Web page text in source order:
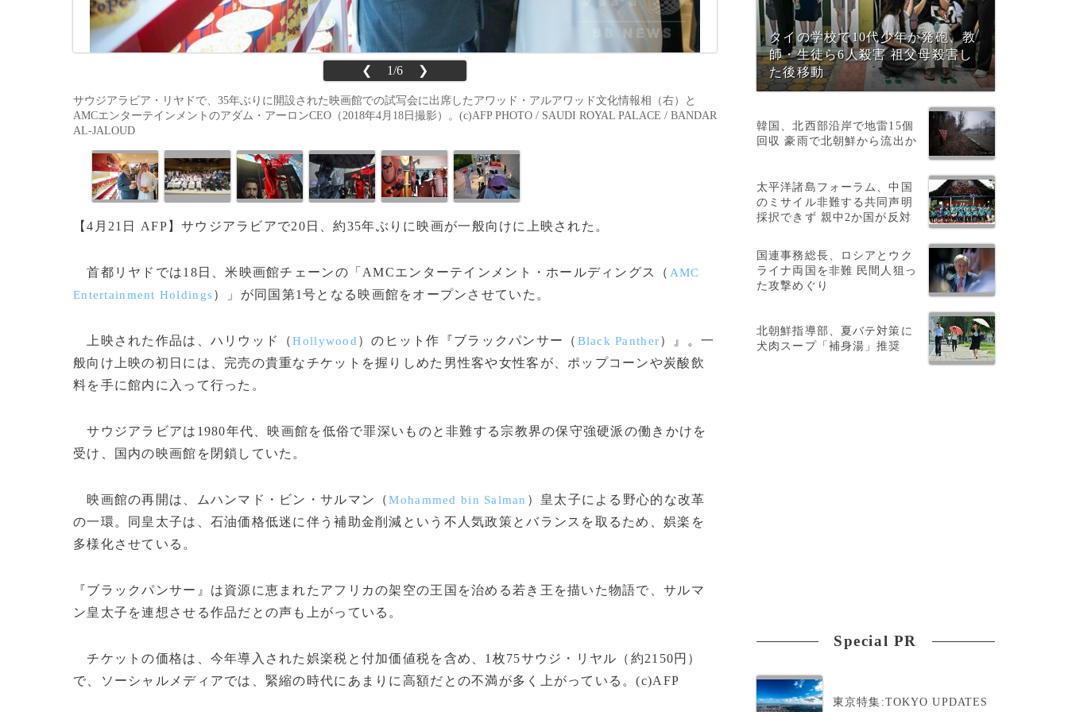
❮ 1/6 ❯
サウジアラビア・リヤドで、35年ぶりに開設された映画館での試写会に出席したアワッド・アルアワッド文化情報相（右）と
AMCエンターテインメントのアダム・アーロンCEO（2018年4月18日撮影）。(c)AFP PHOTO / SAUDI ROYAL PALACE / BANDAR
AL-JALOUD
【4月21日 AFP】サウジアラビアで20日、約35年ぶりに映画が一般向けに上映された。
首都リヤドでは18日、米映画館チェーンの「AMCエンターテインメント・ホールディングス（ AMC
Entertainment Holdings）」が同国第1号となる映画館をオープンさせていた。
上映された作品は、ハリウッド（Hollywood ）のヒット作『ブラックパンサー（ Black Panther）』。一
般向け上映の初日には、完売の貴重なチケットを握りしめた男性客や女性客が、ポップコーンや炭酸飲
料を手に館内に入って行った。
サウジアラビアは1980年代、映画館を低俗で罪深いものと非難する宗教界の保守強硬派の働きかけを
受け、国内の映画館を閉鎖していた。
映画館の再開は、ムハンマド・ビン・サルマン（Mohammed bin Salman ）皇太子による野心的な改革
の一環。同皇太子は、石油価格低迷に伴う補助金削減という不人気政策とバランスを取るため、娯楽を
多様化させている。
『ブラックパンサー』は資源に恵まれたアフリカの架空の王国を治める若き王を描いた物語で、サルマ
ン皇太子を連想させる作品だとの声も上がっている。
チケットの価格は、今年導入された娯楽税と付加価値税を含め、1枚75サウジ・リヤル（約2150円）
で、ソーシャルメディアでは、緊縮の時代にあまりに高額だとの不満が多く上がっている。(c)AFP
タイの学校で10代少年が発砲、教
師・生徒ら6人殺害 祖父母殺害し
た後移動
韓国、北西部沿岸で地雷15個
回収 豪雨で北朝鮮から流出か
太平洋諸島フォーラム、中国
のミサイル非難する共同声明
採択できず 親中2か国が反対
国連事務総長、ロシアとウク
ライナ両国を非難 民間人狙っ
た攻撃めぐり
北朝鮮指導部、夏バテ対策に
犬肉スープ「補身湯」推奨
Special PR
東京特集:TOKYO UPDATES